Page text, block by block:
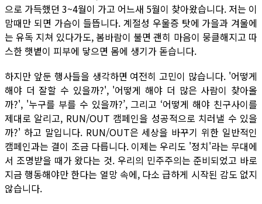
으로 가득했던 3~4월이 가고 어느새 5월이 찾아왔습니다. 저는 이
맘때만 되면 가슴이 들뜹니다. 계절성 우울증 탓에 가을과 겨울에
는 유독 지쳐 있다가도, 봄바람이 불면 괜히 마음이 뭉클해지고 따
스한 햇볕이 피부에 닿으면 몸에 생기가 돋습니다.
하지만 앞둔 행사들을 생각하면 여전히 고민이 많습니다. '어떻게
해야 더 잘할 수 있을까?', '어떻게 해야 더 많은 사람이 찾아올
까?', '누구를 부를 수 있을까?’, 그리고 ‘어떻게 해야 친구사이를
제대로 알리고, RUN/OUT 캠페인을 성공적으로 치러낼 수 있을
까?' 하고 말입니다. RUN/OUT은 세상을 바꾸기 위한 일반적인
캠페인과는 결이 조금 다릅니다. 이제는 우리도 '정치'라는 무대에
서 조명받을 때가 왔다는 것. 우리의 민주주의는 준비되었고 바로
지금 행동해야만 한다는 열망 속에, 다소 급하게 시작된 감도 없지
않습니다.